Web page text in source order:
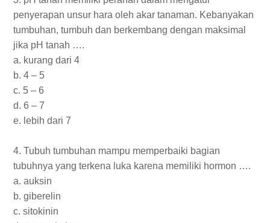
penyerapan unsur hara oleh akar tanaman. Kebanyakan
tumbuhan, tumbuh dan berkembang dengan maksimal
jika pH tanah ….
a. kurang dari 4
b. 4 – 5
c. 5 – 6
d. 6 – 7
e. lebih dari 7
4. Tubuh tumbuhan mampu memperbaiki bagian
tubuhnya yang terkena luka karena memiliki hormon ….
a. auksin
b. giberelin
c. sitokinin